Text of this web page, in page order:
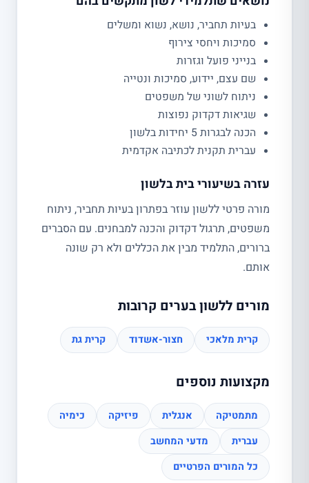
בעיות תחביר, נושא, נשוא ומשלים
סמיכות ויחסי צירוף
בנייני פועל וגזרות
שם עצם, יידוע, סמיכות ונטייה
ניתוח לשוני של משפטים
שגיאות דקדוק נפוצות
הכנה לבגרות 5 יחידות בלשון
עברית תקנית לכתיבה אקדמית
עזרה בשיעורי בית בלשון
מורה פרטי ללשון עוזר בפתרון בעיות תחביר, ניתוח
משפטים, תרגול דקדוק והכנה למבחנים. עם הסברים
ברורים, התלמיד מבין את הכללים ולא רק שונה
אותם.
מורים ללשון בערים קרובות
קרית מלאכי חצור-אשדוד קרית גת
מקצועות נוספים
מתמטיקה אנגלית פיזיקה
כימיה
עברית
מדעי המחשב
כל המורים הפרטיים